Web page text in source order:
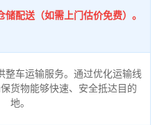
配送（如需上门估价免费）。
整车运输服务。通过优化运输线
货物能够快速、安全抵达目的
地。